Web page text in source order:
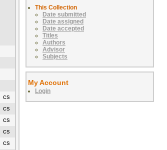
cs
cs
cs
cs
cs
This Collection
Date submitted
Date assigned
Date accepted
Titles
Authors
Advisor
Subjects
My Account
Login